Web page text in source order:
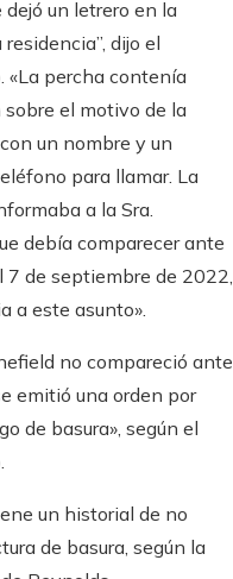
un letrero en la
dijo el
«La percha contenía
el motivo de la
un nombre y un
para llamar. La
a la Sra.
debía comparecer ante
7 de septiembre de 2022,
a este asunto».
no compareció ante
emitió una orden por
de basura», según el
un historial de no
de basura, según la